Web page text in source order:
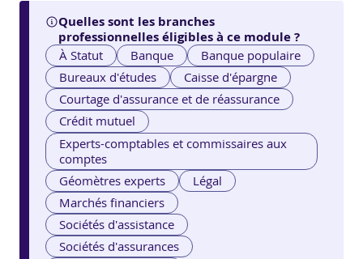
Quelles sont les branches
professionnelles éligibles à ce module ?
À Statut Banque
Banque populaire
Bureaux d'études
Caisse d'épargne
Courtage d'assurance et de réassurance
Crédit mutuel
Experts-comptables et commissaires aux
comptes
Géomètres experts
Légal
Marchés financiers
Sociétés d'assistance
Sociétés d'assurances